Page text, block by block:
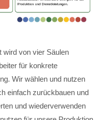
wird von vier Säulen
für konkrete
Wir wählen und nutzen
einfach zurückbauen und
und wiederverwenden